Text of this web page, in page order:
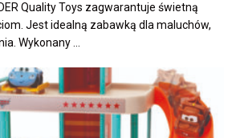
Quality Toys zagwarantuje świetną
Jest idealną zabawką dla maluchów,
Wykonany ...